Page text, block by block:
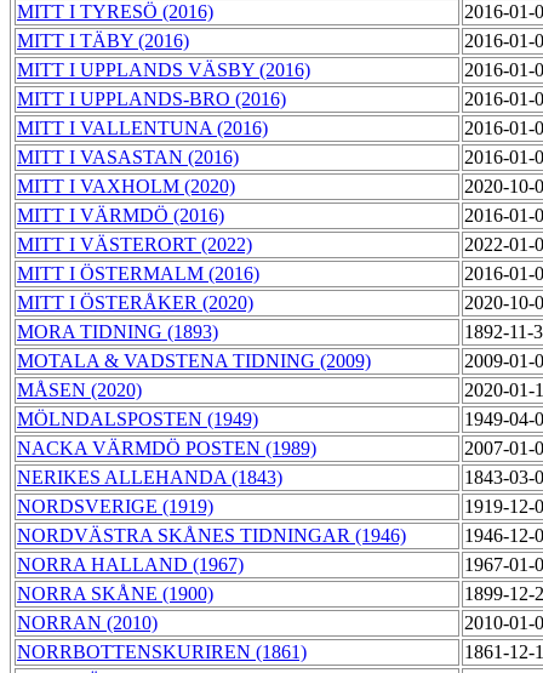
MITT I TYRESÖ (2016)
2016-01-
MITT I TÄBY (2016)
2016-01-
MITT I UPPLANDS VÄSBY (2016)
2016-01-
MITT I UPPLANDS-BRO (2016)
2016-01-
MITT I VALLENTUNA (2016)
2016-01-
MITT I VASASTAN (2016)
2016-01-
MITT I VAXHOLM (2020)
2020-10-
MITT I VÄRMDÖ (2016)
2016-01-
MITT I VÄSTERORT (2022)
2022-01-
MITT I ÖSTERMALM (2016)
2016-01-
MITT I ÖSTERÅKER (2020)
2020-10-
MORA TIDNING (1893)
1892-11-
MOTALA & VADSTENA TIDNING (2009)
2009-01-
MÅSEN (2020)
2020-01-
MÖLNDALSPOSTEN (1949)
1949-04-
NACKA VÄRMDÖ POSTEN (1989)
2007-01-
NERIKES ALLEHANDA (1843)
1843-03-
NORDSVERIGE (1919)
1919-12-
NORDVÄSTRA SKÅNES TIDNINGAR (1946)
1946-12-
NORRA HALLAND (1967)
1967-01-
NORRA SKÅNE (1900)
1899-12-
NORRAN (2010)
2010-01-
NORRBOTTENSKURIREN (1861)
1861-12-